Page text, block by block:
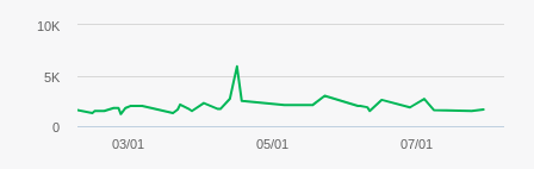
03/01 05/01 07/01
0
5K
10K